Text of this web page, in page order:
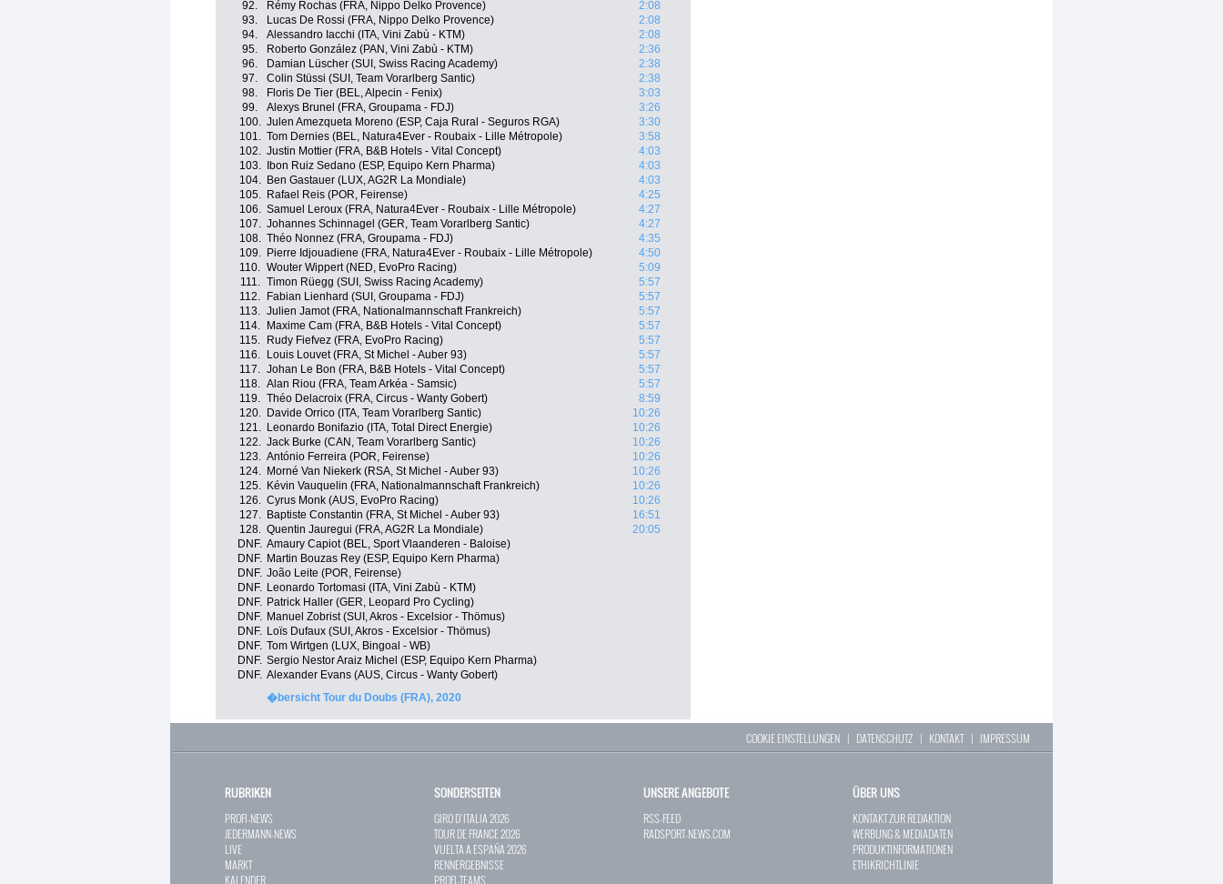
92.
Rémy Rochas (FRA, Nippo Delko Provence)
2:08
93.
Lucas De Rossi (FRA, Nippo Delko Provence)
2:08
94.
Alessandro Iacchi (ITA, Vini Zabù - KTM)
2:08
95.
Roberto González (PAN, Vini Zabù - KTM)
2:36
96.
Damian Lüscher (SUI, Swiss Racing Academy)
2:38
97.
Colin Stüssi (SUI, Team Vorarlberg Santic)
2:38
98.
Floris De Tier (BEL, Alpecin - Fenix)
3:03
99.
Alexys Brunel (FRA, Groupama - FDJ)
3:26
100. Julen Amezqueta Moreno (ESP, Caja Rural - Seguros RGA)
3:30
101. Tom Dernies (BEL, Natura4Ever - Roubaix - Lille Métropole)
3:58
102. Justin Mottier (FRA, B&B Hotels - Vital Concept)
4:03
103.
Ibon Ruiz Sedano (ESP, Equipo Kern Pharma)
4:03
104.
Ben Gastauer (LUX, AG2R La Mondiale)
4:03
105.
Rafael Reis (POR, Feirense)
4:25
106. Samuel Leroux (FRA, Natura4Ever - Roubaix - Lille Métropole)
4:27
107. Johannes Schinnagel (GER, Team Vorarlberg Santic)
4:27
108. Théo Nonnez (FRA, Groupama - FDJ)
4:35
109.
Pierre Idjouadiene (FRA, Natura4Ever - Roubaix - Lille Métropole)
4:50
110. Wouter Wippert (NED, EvoPro Racing)
5:09
111. Timon Rüegg (SUI, Swiss Racing Academy)
5:57
112.
Fabian Lienhard (SUI, Groupama - FDJ)
5:57
113. Julien Jamot (FRA, Nationalmannschaft Frankreich)
5:57
114.
Maxime Cam (FRA, B&B Hotels - Vital Concept)
5:57
115.
Rudy Fiefvez (FRA, EvoPro Racing)
5:57
116.
Louis Louvet (FRA, St Michel - Auber 93)
5:57
117. Johan Le Bon (FRA, B&B Hotels - Vital Concept)
5:57
118. Alan Riou (FRA, Team Arkéa - Samsic)
5:57
119. Théo Delacroix (FRA, Circus - Wanty Gobert)
8:59
120.
Davide Orrico (ITA, Team Vorarlberg Santic)
10:26
121.
Leonardo Bonifazio (ITA, Total Direct Energie)
10:26
122. Jack Burke (CAN, Team Vorarlberg Santic)
10:26
123. António Ferreira (POR, Feirense)
10:26
124.
Morné Van Niekerk (RSA, St Michel - Auber 93)
10:26
125.
Kévin Vauquelin (FRA, Nationalmannschaft Frankreich)
10:26
126. Cyrus Monk (AUS, EvoPro Racing)
10:26
127.
Baptiste Constantin (FRA, St Michel - Auber 93)
16:51
128. Quentin Jauregui (FRA, AG2R La Mondiale)
20:05
DNF. Amaury Capiot (BEL, Sport Vlaanderen - Baloise)
DNF. Martin Bouzas Rey (ESP, Equipo Kern Pharma)
DNF. João Leite (POR, Feirense)
DNF. Leonardo Tortomasi (ITA, Vini Zabù - KTM)
DNF. Patrick Haller (GER, Leopard Pro Cycling)
DNF. Manuel Zobrist (SUI, Akros - Excelsior - Thömus)
DNF. Loïs Dufaux (SUI, Akros - Excelsior - Thömus)
DNF. Tom Wirtgen (LUX, Bingoal - WB)
DNF. Sergio Nestor Araiz Michel (ESP, Equipo Kern Pharma)
DNF. Alexander Evans (AUS, Circus - Wanty Gobert)
�bersicht Tour du Doubs (FRA), 2020
COOKIE EINSTELLUNGEN | DATENSCHUTZ | KONTAKT| IMPRESSUM
RUBRIKEN
PROFI-NEWS
JEDERMANN-NEWS
LIVE
MARKT
KALENDER
SONDERSEITEN
GIRO D`ITALIA 2026
TOUR DE FRANCE 2026
VUELTA A ESPAÑA 2026
RENNERGEBNISSE
PROFI-TEAMS
UNSERE ANGEBOTE
RSS-FEED
RADSPORT-NEWS.COM
ÜBER UNS
KONTAKT ZUR REDAKTION
WERBUNG & MEDIADATEN
PRODUKTINFORMATIONEN
ETHIKRICHTLINIE